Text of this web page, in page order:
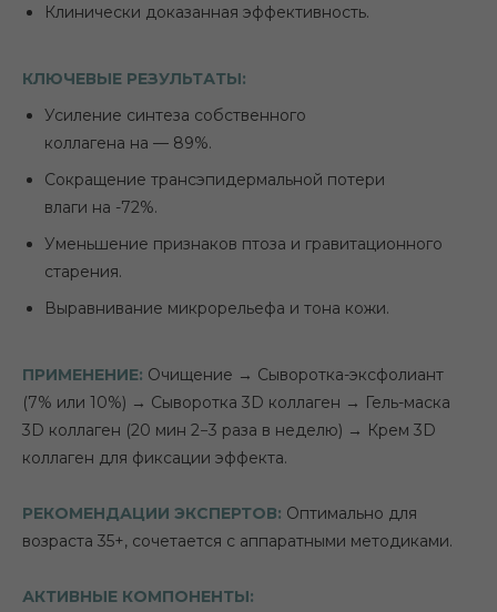
Клинически доказанная эффективность.
КЛЮЧЕВЫЕ РЕЗУЛЬТАТЫ:
Усиление синтеза собственного
коллагена на — 89%.
Сокращение трансэпидермальной потери
влаги на -72%.
Уменьшение признаков птоза и гравитационного
старения.
Выравнивание микрорельефа и тона кожи.
ПРИМЕНЕНИЕ: Очищение → Сыворотка-эксфолиант
(7% или 10%) → Сыворотка 3D коллаген → Гель-маска
3D коллаген (20 мин 2−3 раза в неделю) → Крем 3D
коллаген для фиксации эффекта.
РЕКОМЕНДАЦИИ ЭКСПЕРТОВ: Оптимально для
возраста 35+, сочетается с аппаратными методиками.
АКТИВНЫЕ КОМПОНЕНТЫ: